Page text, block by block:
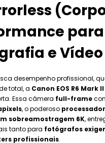
para
e Vídeo
desempenho profissional,
total, a Canon EOS R6 Mark
Essa câmera full-frame
, o poderoso processador
sobreamostragem 6K,
tanto para fotógrafos
profissionais.